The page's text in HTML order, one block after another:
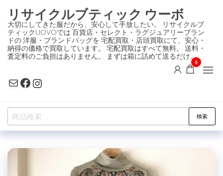
ン
テ
ン
ツ
プ
リサイクルブティック ウーボ
大切にしてきた服だから、安心して手放したい。 リサイクルブ
ティックUOVOでは 百貨店・セレクト・ラグジュアリーブラン
ドの 洋服・ブランドバッグを 宅配買取・店頭買取にて、安心・
納得の価格で買取しています。 宅配買取はすべて無料。 送料・
査定料のご負担はありません。 まずは箱に詰めて送るだけ。
MailFacebook
Instagram
0
検
索
象:
検索